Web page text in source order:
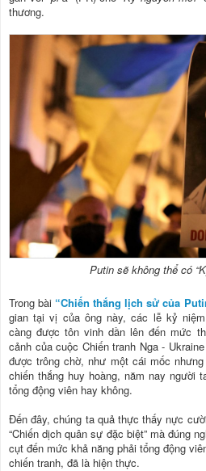
thương.
Putin sẽ không thể có
Trong bài “Chiến thắng lịch sử của
gian tại vị của ông này, các lễ kỷ
càng được tôn vinh dần lên đến mức
cảnh của cuộc Chiến tranh Nga -
được trông chờ, như một cái mốc
chiến thắng huy hoàng, năm nay
tổng động viên hay không.
Đến đây, chúng ta quả thực thấy nực
“Chiến dịch quân sự đặc biệt” mà đúng
cụt đến mức khả năng phải tổng động
chiến tranh, đã là hiện thực.